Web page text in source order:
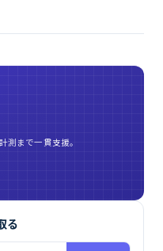
測まで一貫支援。
る